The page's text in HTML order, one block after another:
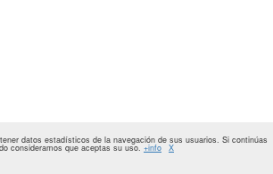
datos estadísticos de la navegación de sus usuarios. Si continúas
consideramos que aceptas su uso. +info X